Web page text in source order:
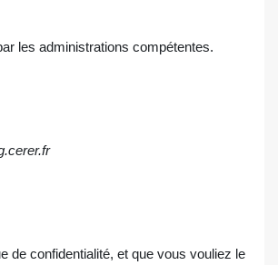
les administrations compétentes.
de confidentialité, et que vous vouliez le